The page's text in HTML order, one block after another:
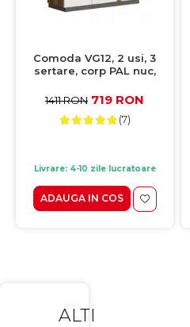
Comoda VG12, 2 usi, 3
sertare, corp PAL nuc,
130x42x90 cm
1411 RON 719 RON
(7)
Livrare: 4-10 zile lucratoare
ADAUGA IN COS
ALTI